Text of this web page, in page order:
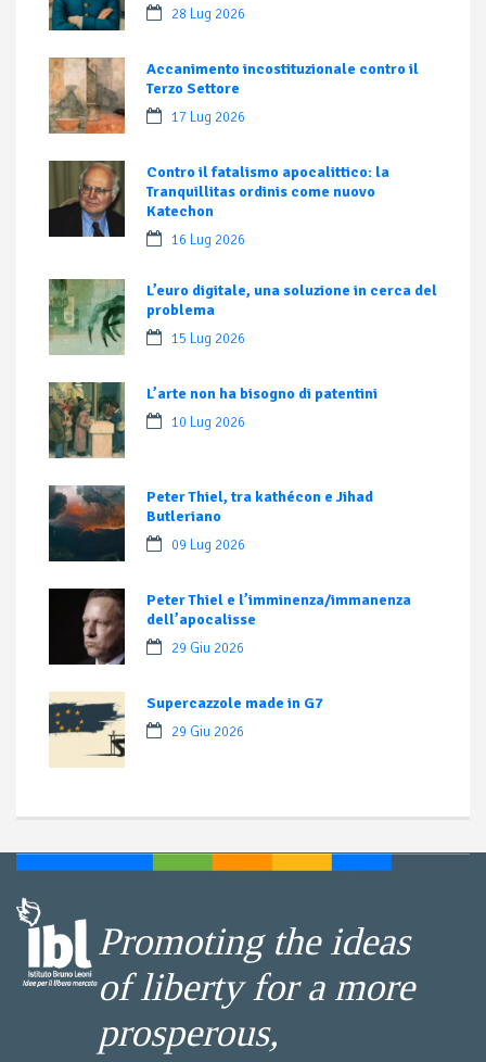
28 Lug 2026
Accanimento incostituzionale contro il
Terzo Settore
17 Lug 2026
Contro il fatalismo apocalittico: la
Tranquillitas ordinis come nuovo
Katechon
16 Lug 2026
L’euro digitale, una soluzione in cerca del
problema
15 Lug 2026
L’arte non ha bisogno di patentini
10 Lug 2026
Peter Thiel, tra kathécon e Jihad
Butleriano
09 Lug 2026
Peter Thiel e l’imminenza/immanenza
dell’apocalisse
29 Giu 2026
Supercazzole made in G7
29 Giu 2026
Promoting the ideas
of liberty for a more
prosperous,